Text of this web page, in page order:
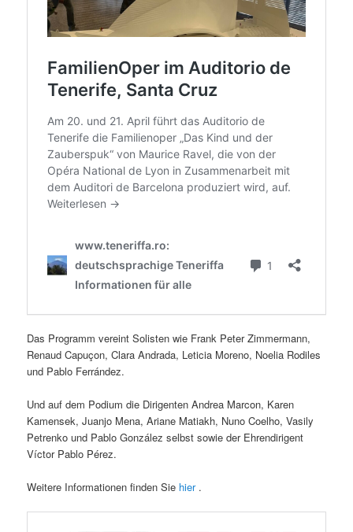
Das Programm vereint Solisten wie Frank Peter Zimmermann,
Renaud Capuçon, Clara Andrada, Leticia Moreno, Noelia Rodiles
und Pablo Ferrández.
Und auf dem Podium die Dirigenten Andrea Marcon, Karen
Kamensek, Juanjo Mena, Ariane Matiakh, Nuno Coelho, Vasily
Petrenko und Pablo González selbst sowie der Ehrendirigent
Víctor Pablo Pérez.
Weitere Informationen finden Sie hier.